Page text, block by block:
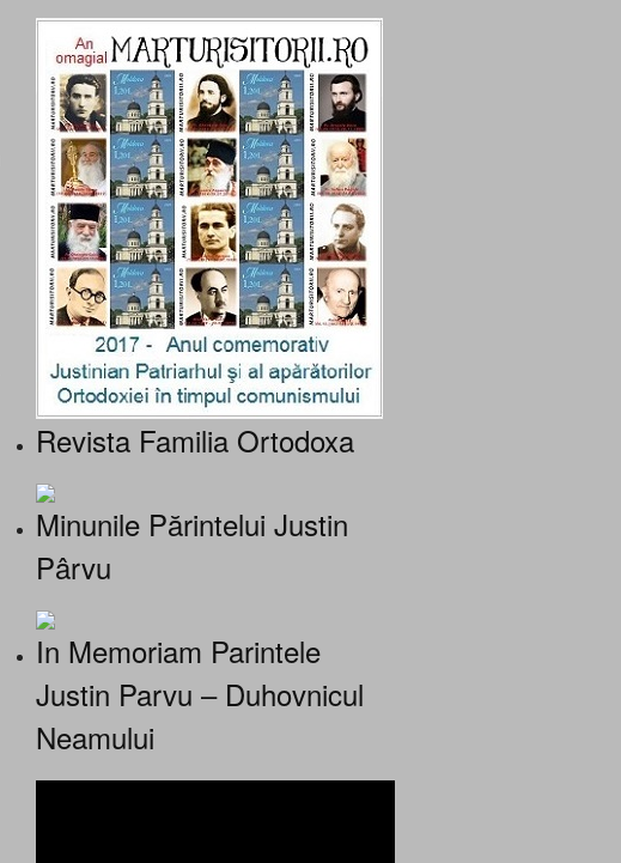
Revista Familia Ortodoxa
Minunile Părintelui Justin
Pârvu
In Memoriam Parintele
Justin Parvu – Duhovnicul
Neamului